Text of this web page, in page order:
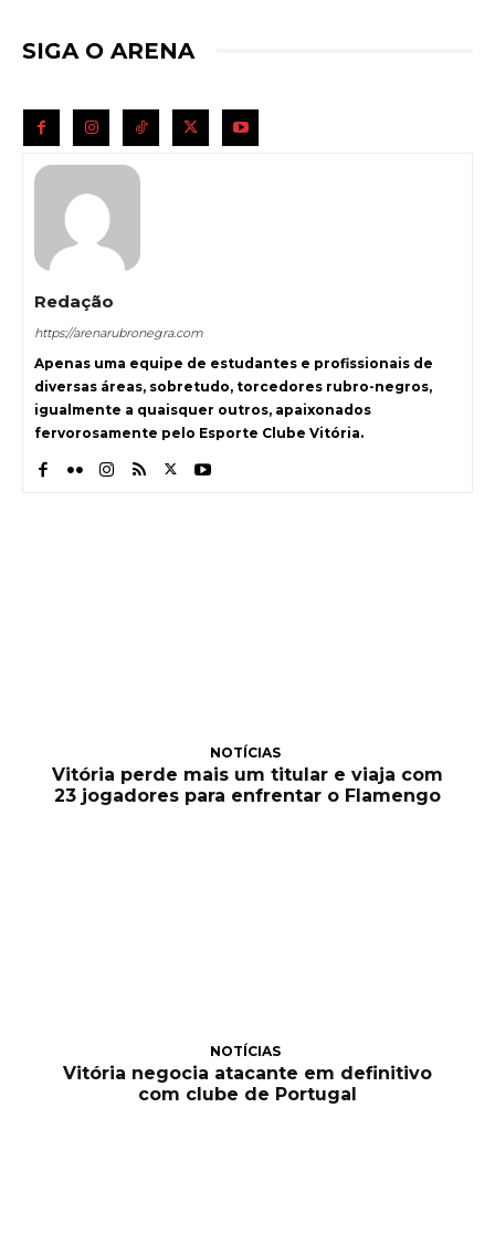
SIGA O ARENA
Redação
https://arenarubronegra.com
Apenas uma equipe de estudantes e profissionais de
diversas áreas, sobretudo, torcedores rubro-negros,
igualmente a quaisquer outros, apaixonados
fervorosamente pelo Esporte Clube Vitória.
NOTÍCIAS
Vitória perde mais um titular e viaja com
23 jogadores para enfrentar o Flamengo
NOTÍCIAS
Vitória negocia atacante em definitivo
com clube de Portugal